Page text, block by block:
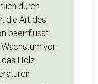
durch
die Art des
beeinflusst.
von
das Holz